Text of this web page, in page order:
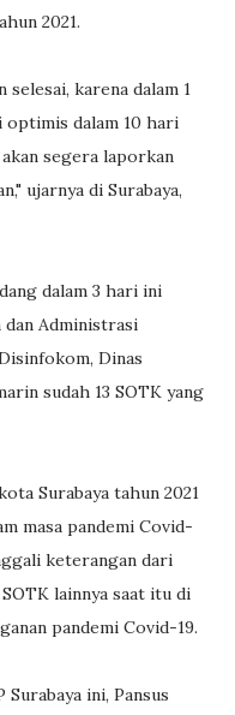
2021.
karena dalam 1
optimis dalam 10 hari
segera laporkan
ujarnya di Surabaya,
dalam 3 hari ini
dan Administrasi
Dinas
sudah 13 SOTK yang
Surabaya tahun 2021
masa pandemi Covid-
keterangan dari
lainnya saat itu di
pandemi Covid-19.
ini, Pansus